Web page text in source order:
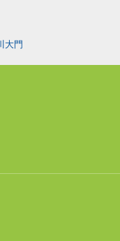
大門